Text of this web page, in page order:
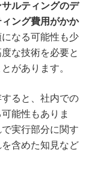
ルティングのデ
ング費用がかか
なる可能性も少
な技術を必要と
があります。
ると、社内での
能性もありま
実行部分に関す
含めた知見など